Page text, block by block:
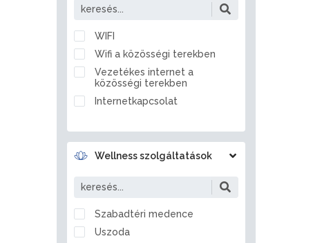
Balatonszőlős
Balf
Ballószög
Balmazújváros
Bánd
Bánk
Barcs
Bátaszék
WIFI
Wifi a közösségi terekben
Vezetékes internet a
közösségi terekben
Internetkapcsolat
Wellness szolgáltatások
Szabadtéri medence
Uszoda